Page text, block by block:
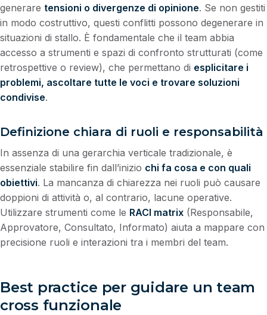
generare tensioni o divergenze di opinione. Se non gestiti
in modo costruttivo, questi conflitti possono degenerare in
situazioni di stallo. È fondamentale che il team abbia
accesso a strumenti e spazi di confronto strutturati (come
retrospettive o review), che permettano di esplicitare i
problemi, ascoltare tutte le voci e trovare soluzioni
condivise.
Definizione chiara di ruoli e responsabilità
In assenza di una gerarchia verticale tradizionale, è
essenziale stabilire fin dall’inizio chi fa cosa e con quali
obiettivi. La mancanza di chiarezza nei ruoli può causare
doppioni di attività o, al contrario, lacune operative.
Utilizzare strumenti come le RACI matrix (Responsabile,
Approvatore, Consultato, Informato) aiuta a mappare con
precisione ruoli e interazioni tra i membri del team.
Best practice per guidare un team
cross funzionale